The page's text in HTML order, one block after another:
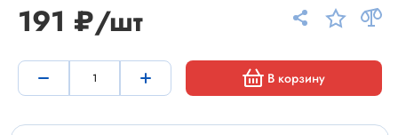
191 ₽/шт
В корзину